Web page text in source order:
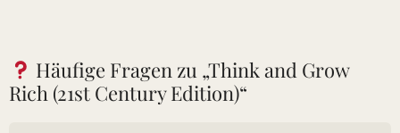
Häufige Fragen zu „Think and Grow
Rich (21st Century Edition)“